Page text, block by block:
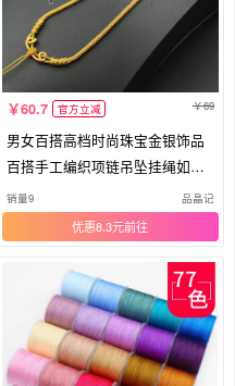
60.7 官方立减 69
男女百搭高档时尚珠宝金银饰品
百搭手工编织项链吊坠挂绳如意
结
销量9 品晶记
优惠8.3元